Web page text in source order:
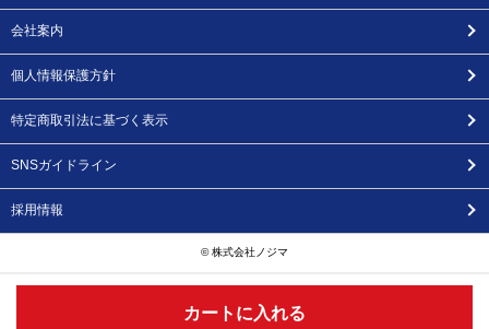
カートに入れる
会社案内
個人情報保護方針
特定商取引法に基づく表示
SNSガイドライン
採用情報
© 株式会社ノジマ